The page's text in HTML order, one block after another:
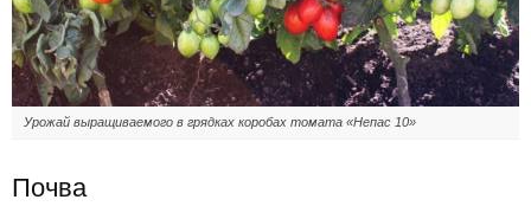
Урожай выращиваемого в грядках коробах томата «Непас 10»
Почва